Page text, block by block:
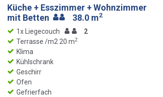
Küche + Esszimmer + Wohnzimmer
mit Betten
38.0 m2
1x Liegecouch
2
Terrasse /m2 20 m2
Klima
Kühlschrank
Geschirr
Ofen
Gefrierfach